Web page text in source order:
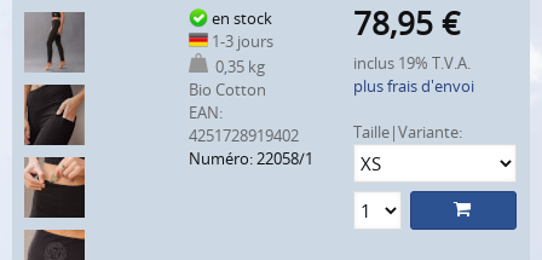
en stock
1-3 jours
0,35 kg
Bio Cotton
EAN:
4251728919402
Numéro: 22058/1
78,95 €
inclus 19% T.V.A.
plus frais d'envoi
Taille|Variante: